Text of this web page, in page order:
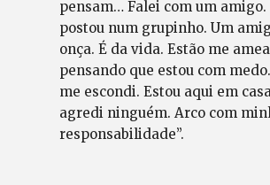
pensam… Falei com um amigo.
postou num grupinho. Um
onça. É da vida. Estão me
pensando que estou com
me escondi. Estou aqui em
agredi ninguém. Arco com
responsabilidade”.